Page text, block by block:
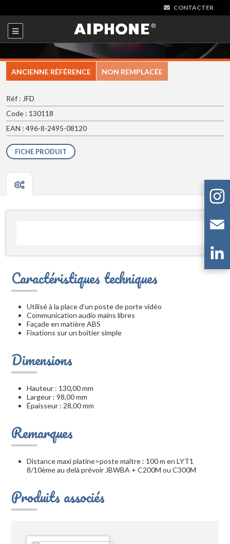
CONTACTER
ANCIENNE RÉFÉRENCE NON REMPLACÉE
Réf : JFD
Code : 130118
EAN : 496-8-2495-08120
FICHE PRODUIT
Caractéristiques techniques
Utilisé à la place d’un poste de porte vidéo
Communication audio mains libres
Façade en matière ABS
Fixations sur un boîtier simple
Dimensions
Hauteur : 130,00 mm
Largeur : 98,00 mm
Épaisseur : 28,00 mm
Remarques
Distance maxi platine>poste maître : 100 m en LYT1
8/10ème au delà prévoir JBWBA + C200M ou C300M
Produits associés